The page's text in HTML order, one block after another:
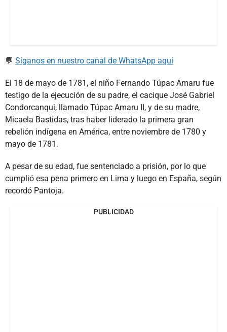
💬 Síganos en nuestro canal de WhatsApp aquí
El 18 de mayo de 1781, el niño Fernando Túpac Amaru fue
testigo de la ejecución de su padre, el cacique José Gabriel
Condorcanqui, llamado Túpac Amaru II, y de su madre,
Micaela Bastidas, tras haber liderado la primera gran
rebelión indígena en América, entre noviembre de 1780 y
mayo de 1781.
A pesar de su edad, fue sentenciado a prisión, por lo que
cumplió esa pena primero en Lima y luego en España, según
recordó Pantoja.
PUBLICIDAD